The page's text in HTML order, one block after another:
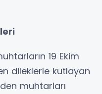
19 Ekim
dileklerle kutlayan
muhtarları